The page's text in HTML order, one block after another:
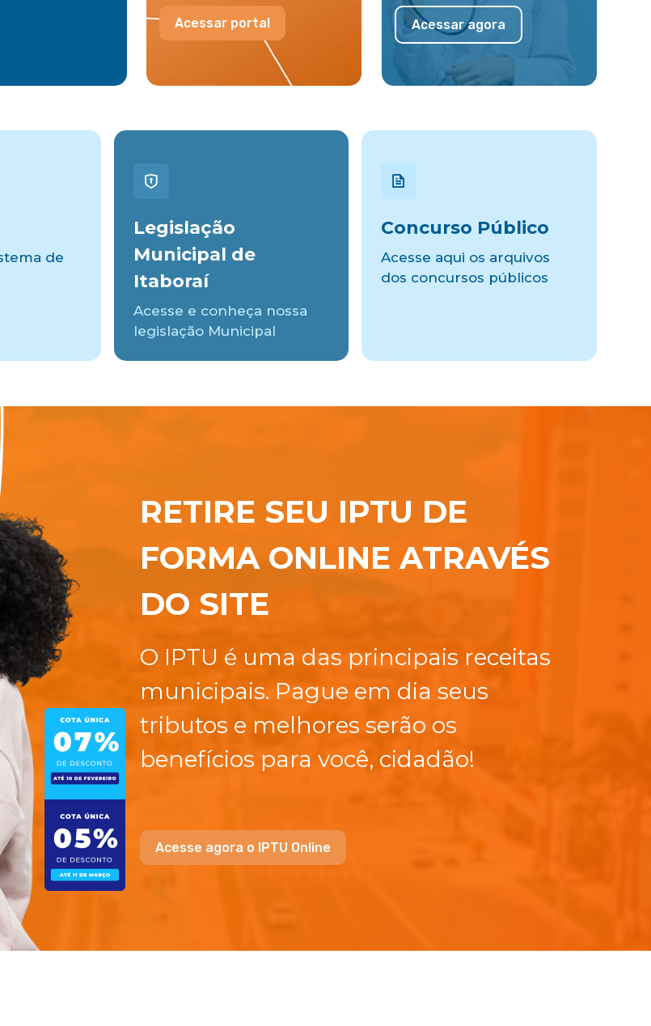
Acessar portal Acessar agora
de
Legislação
Municipal de
Itaboraí
Acesse e conheça nossa
legislação Municipal
Concurso Público
Acesse aqui os arquivos
dos concursos públicos
RETIRE SEU IPTU DE
FORMA ONLINE ATRAVÉS
DO SITE
O IPTU é uma das principais receitas
municipais. Pague em dia seus
tributos e melhores serão os
benefícios para você, cidadão!
Acesse agora o IPTU Online